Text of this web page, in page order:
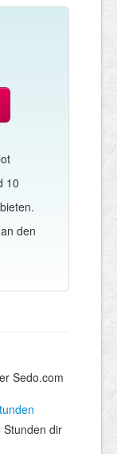
10
den
Sedo.com
dir